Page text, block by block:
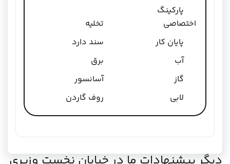
پارکینگ
اختصاصی
تخلیه
پایان کار
سند دارد
آب
برق
گاز
آسانسور
لابی
روف گاردن